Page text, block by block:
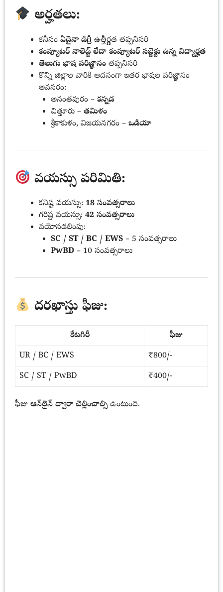
అర్హతలు:
కనీసం ఏదైనా డిగ్రీ ఉత్తీర్ణత తప్పనిసరి
కంప్యూటర్ నాలెడ్జ్ లేదా కంప్యూటర్ సబ్జెక్టు ఉన్న విద్యార్హత
తెలుగు భాష పరిజ్ఞానం తప్పనిసరి
కొన్ని జిల్లాల వారికి అదనంగా ఇతర భాషల పరిజ్ఞానం
అవసరం:
అనంతపురం – కన్నడ
చిత్తూరు – తమిళం
శ్రీకాకుళం, విజయనగరం – ఒడియా
వయస్సు పరిమితి:
కనిష్ట వయస్సు: 18 సంవత్సరాలు
గరిష్ట వయస్సు: 42 సంవత్సరాలు
వయోసడలింపు:
SC / ST / BC / EWS – 5 సంవత్సరాలు
PwBD – 10 సంవత్సరాలు
దరఖాస్తు ఫీజు:
కేటగిరీ
ఫీజు
UR / BC / EWS
₹800/-
SC / ST / PwBD
₹400/-
ఫీజు ఆన్‌లైన్ ద్వారా చెల్లించాల్సిఉంటుంది.